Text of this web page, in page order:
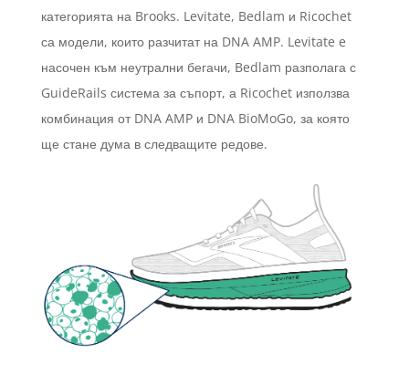
категорията на Brooks. Levitate, Bedlam и Ricochet
са модели, които разчитат на DNA AMP. Levitate e
насочен към неутрални бегачи, Bedlam разполага с
GuideRails система за съпорт, а Ricochet използва
комбинация от DNA AMP и DNA BioMoGo, за която
ще стане дума в следващите редове.